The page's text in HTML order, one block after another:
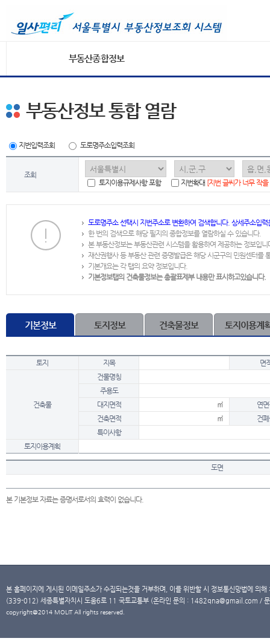
부동산종합정보
부동산정보 통합 열람
지번입력조회 도로명주소입력조회
조회
토지이용규제사항 포함
지번확대 [지번 글씨가 너무 작
도로명주소 선택시 지번주소로 변환하여 검색합니다. 상세주소입
한 번의 검색으로 해당 필지의 종합정보를 열람하실 수 있습니다.
본 부동산정보는 부동산관련 시스템을 활용하여 제공하는 정보입니
재산권행사 등 부동산 관련 증명발급은 해당 시군구의 민원센터를
기본개요는 각 탭의 요약 정보입니다.
기본정보탭의 건축물정보는 총괄표제부 내용만 표시하고있습니다.
기본정보 토지정보 건축물정보 토지이용계
토지 지목 면
건축물
건물명칭
주용도
대지면적
㎡
연
건축면적
㎡
건
특이사항
토지이용계획
도면
본 기본정보 자료는 증명서로서의 효력이 없습니다.
본 홈페이지에 게시된 이메일주소가 수집되는것을 거부하며, 이를 위반할 시 정보통신망법에 의
(339-012) 세종특별자치시 도움6로 11 국토교통부 (온라인 문의 : 1482qna@gmail.com /
copyright@2014 MOLIT All rights reserved.